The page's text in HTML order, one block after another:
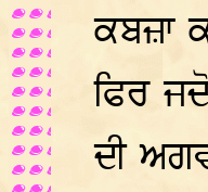
ਕਬਜ਼ਾ
ਫਿਰ
ਦੀ